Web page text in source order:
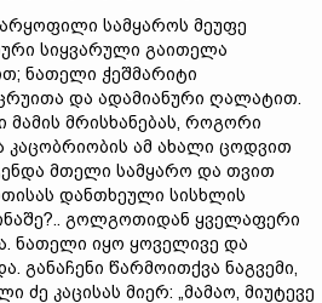
სამყაროს მეუფე
სიყვარული გაითელა
ნათელი ჭეშმარიტი
და ადამიანური ღალატით.
მრისხანებას, როგორი
კაცობრიობის ამ ახალი ცოდვით
მთელი სამყარო და თვით
დანთხეული სისხლის
გოლგოთიდან ყველაფერი
ნათელი იყო ყოველივე და
განაჩენი წარმოითქვა ნაგვემი,
ძე კაცისას მიერ: „მამაო, მიუტევე